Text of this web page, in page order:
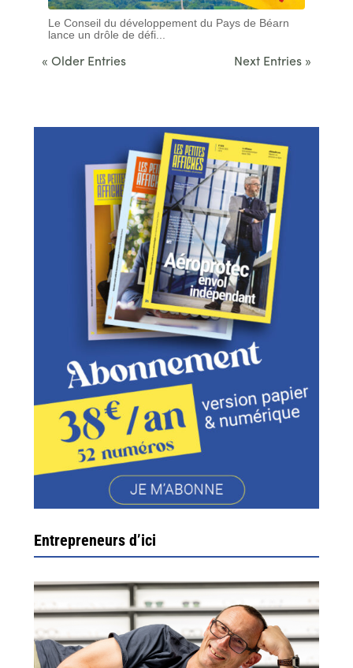
Le Conseil du développement du Pays de Béarn
lance un drôle de défi...
« Older Entries Next Entries »
Entrepreneurs d’ici